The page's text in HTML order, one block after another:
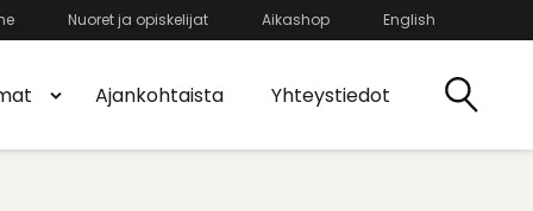
Nuoret ja opiskelijat Aikashop English
Ajankohtaista Yhteystiedot